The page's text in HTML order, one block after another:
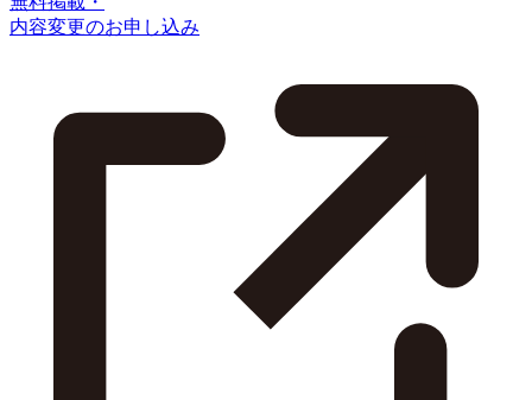
内容変更のお申し込み